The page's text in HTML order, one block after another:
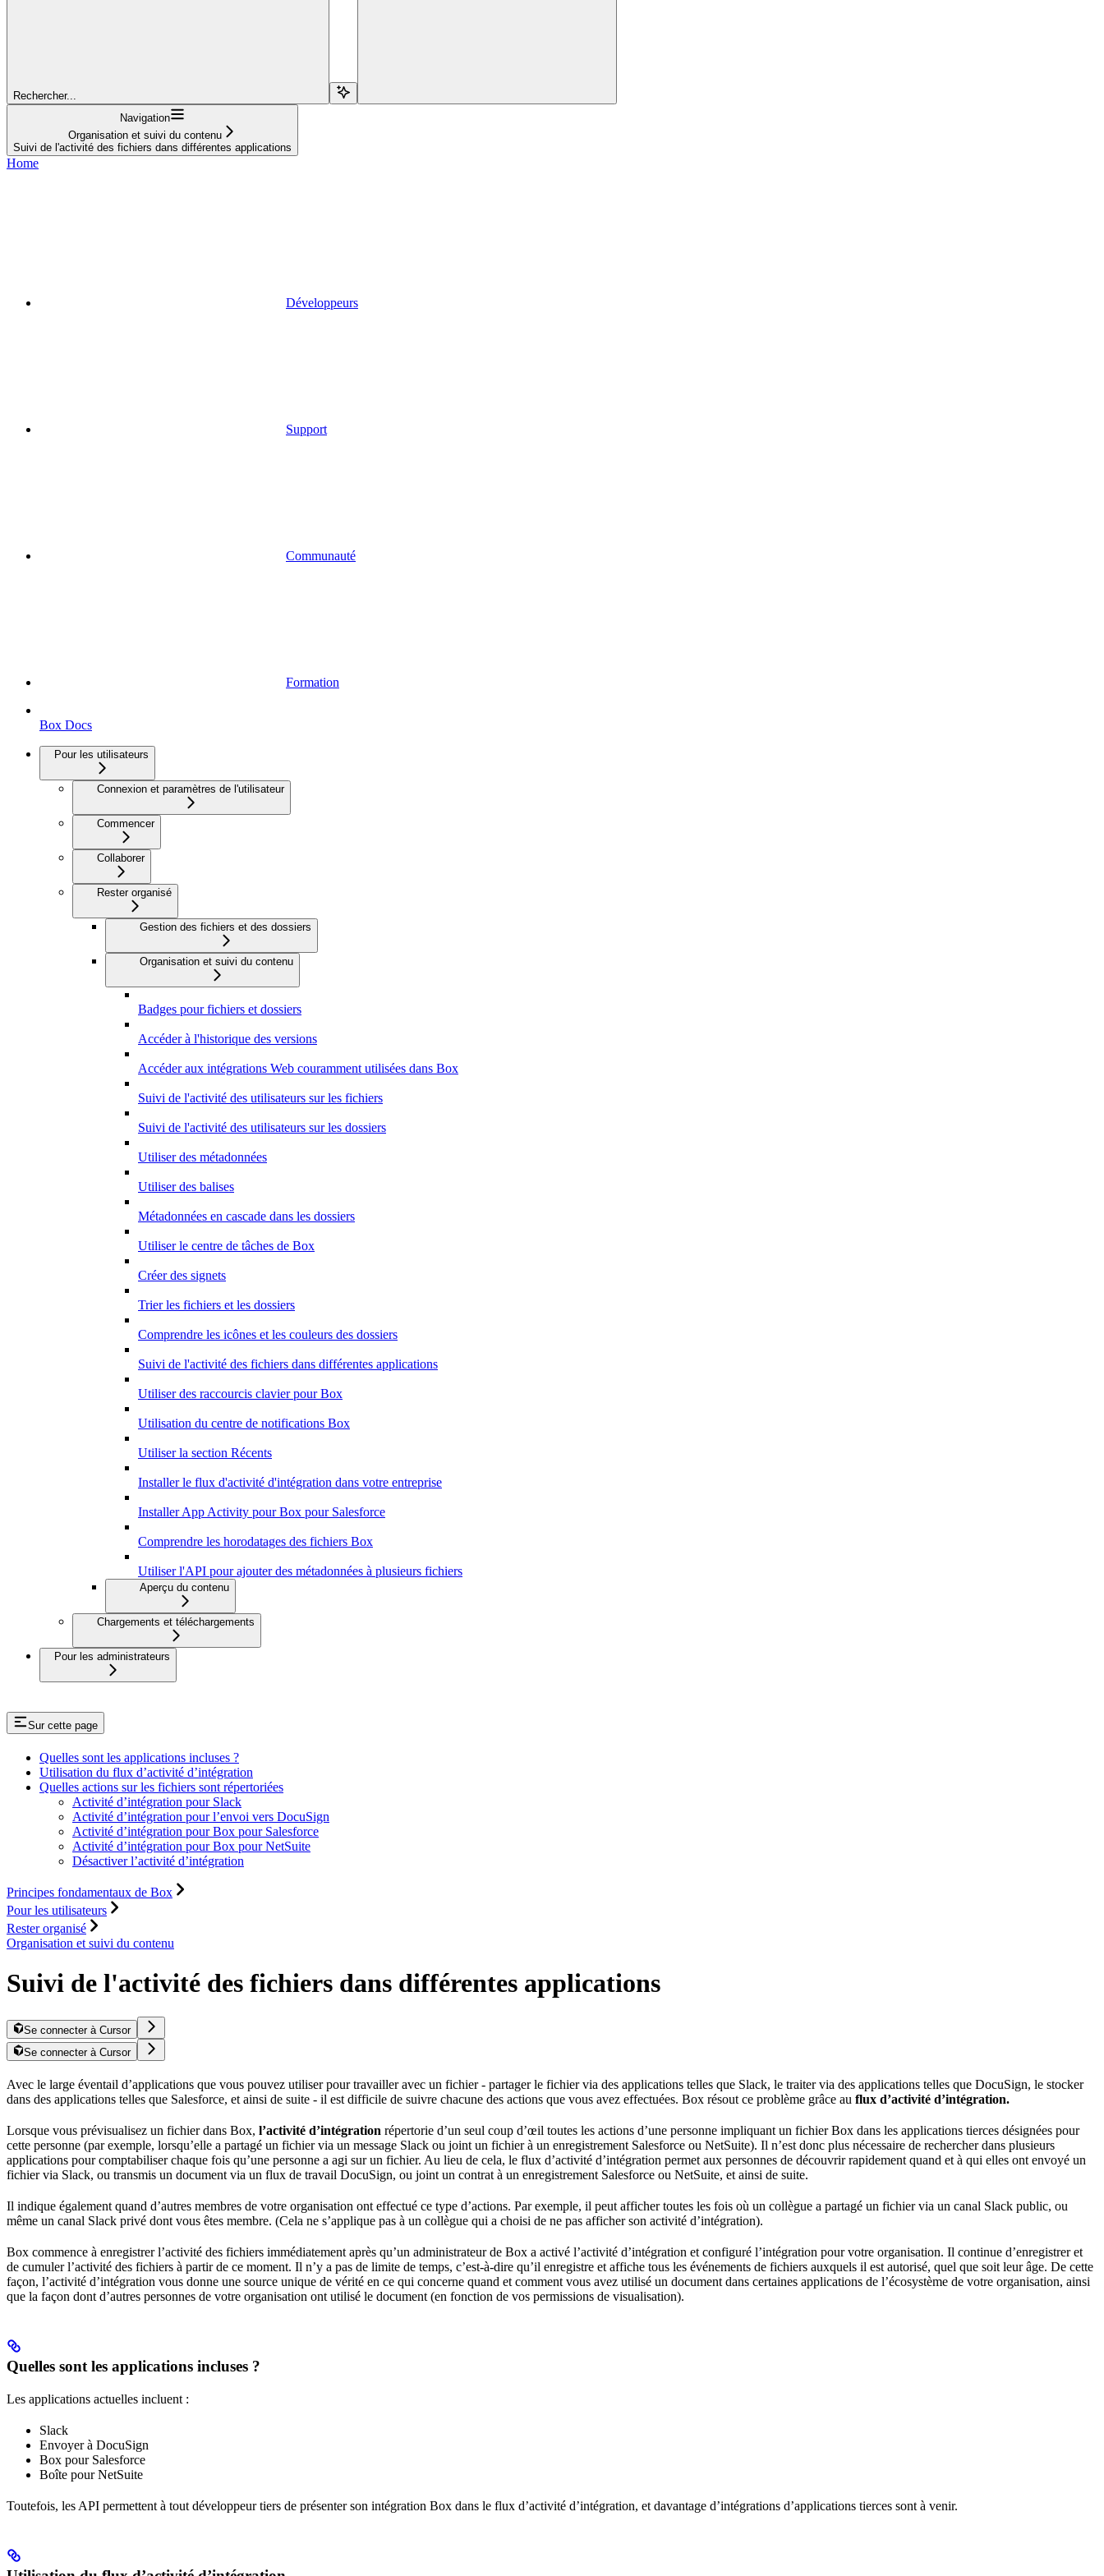
Rechercher...
Navigation
Organisation et suivi du contenu
Suivi de l'activité des fichiers dans différentes applications
Home
Développeurs
Support
Communauté
Formation
Box Docs
Pour les utilisateurs
Connexion et paramètres de l'utilisateur
Commencer
Collaborer
Rester organisé
Gestion des fichiers et des dossiers
Organisation et suivi du contenu
Badges pour fichiers et dossiers
Accéder à l'historique des versions
Accéder aux intégrations Web couramment utilisées dans Box
Suivi de l'activité des utilisateurs sur les fichiers
Suivi de l'activité des utilisateurs sur les dossiers
Utiliser des métadonnées
Utiliser des balises
Métadonnées en cascade dans les dossiers
Utiliser le centre de tâches de Box
Créer des signets
Trier les fichiers et les dossiers
Comprendre les icônes et les couleurs des dossiers
Suivi de l'activité des fichiers dans différentes applications
Utiliser des raccourcis clavier pour Box
Utilisation du centre de notifications Box
Utiliser la section Récents
Installer le flux d'activité d'intégration dans votre entreprise
Installer App Activity pour Box pour Salesforce
Comprendre les horodatages des fichiers Box
Utiliser l'API pour ajouter des métadonnées à plusieurs fichiers
Aperçu du contenu
Chargements et téléchargements
Pour les administrateurs
Sur cette page
Quelles sont les applications incluses ?
Utilisation du flux d’activité d’intégration
Quelles actions sur les fichiers sont répertoriées
Activité d’intégration pour Slack
Activité d’intégration pour l’envoi vers DocuSign
Activité d’intégration pour Box pour Salesforce
Activité d’intégration pour Box pour NetSuite
Désactiver l’activité d’intégration
Principes fondamentaux de Box
Pour les utilisateurs
Rester organisé
Organisation et suivi du contenu
Suivi de l'activité des fichiers dans différentes applications
Se connecter à Cursor
Se connecter à Cursor
Avec le large éventail d’applications que vous pouvez utiliser pour travailler avec un fichier - partager le fichier via des applications telles que Slack, le traiter via des applications telles que DocuSign, le stocker
dans des applications telles que Salesforce, et ainsi de suite - il est difficile de suivre chacune des actions que vous avez effectuées. Box résout ce problème grâce au flux d’activité d’intégration.
Lorsque vous prévisualisez un fichier dans Box, l’activité d’intégration répertorie d’un seul coup d’œil toutes les actions d’une personne impliquant un fichier Box dans les applications tierces désignées pour
cette personne (par exemple, lorsqu’elle a partagé un fichier via un message Slack ou joint un fichier à un enregistrement Salesforce ou NetSuite). Il n’est donc plus nécessaire de rechercher dans plusieurs
applications pour comptabiliser chaque fois qu’une personne a agi sur un fichier. Au lieu de cela, le flux d’activité d’intégration permet aux personnes de découvrir rapidement quand et à qui elles ont envoyé un
fichier via Slack, ou transmis un document via un flux de travail DocuSign, ou joint un contrat à un enregistrement Salesforce ou NetSuite, et ainsi de suite.
Il indique également quand d’autres membres de votre organisation ont effectué ce type d’actions. Par exemple, il peut afficher toutes les fois où un collègue a partagé un fichier via un canal Slack public, ou
même un canal Slack privé dont vous êtes membre. (Cela ne s’applique pas à un collègue qui a choisi de ne pas afficher son activité d’intégration).
Box commence à enregistrer l’activité des fichiers immédiatement après qu’un administrateur de Box a activé l’activité d’intégration et configuré l’intégration pour votre organisation. Il continue d’enregistrer et
de cumuler l’activité des fichiers à partir de ce moment. Il n’y a pas de limite de temps, c’est-à-dire qu’il enregistre et affiche tous les événements de fichiers auxquels il est autorisé, quel que soit leur âge. De cette
façon, l’activité d’intégration vous donne une source unique de vérité en ce qui concerne quand et comment vous avez utilisé un document dans certaines applications de l’écosystème de votre organisation, ainsi
que la façon dont d’autres personnes de votre organisation ont utilisé le document (en fonction de vos permissions de visualisation).
Quelles sont les applications incluses ?
Les applications actuelles incluent :
Slack
Envoyer à DocuSign
Box pour Salesforce
Boîte pour NetSuite
Toutefois, les API permettent à tout développeur tiers de présenter son intégration Box dans le flux d’activité d’intégration, et davantage d’intégrations d’applications tierces sont à venir.